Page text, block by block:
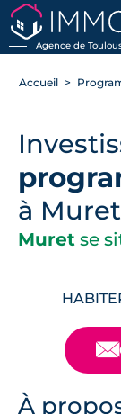
Agence de
RETOUR
Accueil
à Muret
Muret se
📧
À